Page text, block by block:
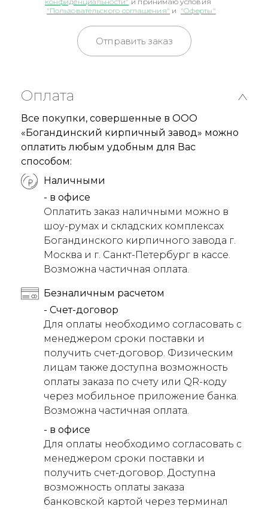
"Пользовательского соглашения" и "Оферты"
Отправить заказ
Оплата
Все покупки, совершенные в ООО
«Богандинский кирпичный завод» можно
оплатить любым удобным для Вас
способом:
Наличными
- в офисе
Оплатить заказ наличными можно в
шоу-румах и складских комплексах
Богандинского кирпичного завода г.
Москва и г. Санкт-Петербург в кассе.
Возможна частичная оплата.
Безналичным расчетом
- Счет-договор
Для оплаты необходимо согласовать с
менеджером сроки поставки и
получить счет-договор. Физическим
лицам также доступна возможность
оплаты заказа по счету или QR-коду
через мобильное приложение банка.
Возможна частичная оплата.
- в офисе
Для оплаты необходимо согласовать с
менеджером сроки поставки и
получить счет-договор. Доступна
возможность оплаты заказа
банковской картой через терминал